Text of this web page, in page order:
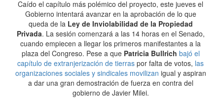
Caído el capítulo más polémico del proyecto, este jueves el
Gobierno intentará avanzar en la aprobación de lo que
queda de la Ley de Inviolabilidad de la Propiedad
Privada. La sesión comenzará a las 14 horas en el Senado,
cuando empiecen a llegar los primeros manifestantes a la
plaza del Congreso. Pese a que Patricia Bullrich bajó el
capítulo de extranjerización de tierras por falta de votos, las
organizaciones sociales y sindicales movilizan igual y aspiran
a dar una gran demostración de fuerza en contra del
gobierno de Javier Milei.